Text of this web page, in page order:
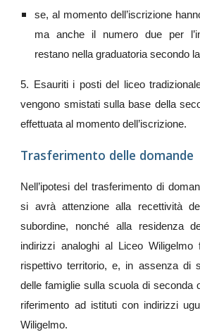
se, al momento dell’iscrizione
ma anche il numero due per
restano nella graduatoria secondo
5. Esauriti i posti del liceo
vengono smistati sulla base della
effettuata al momento dell’iscrizione.
Trasferimento delle domande
Nell’ipotesi del trasferimento di
si avrà attenzione alla recettività
subordine, nonché alla residenza
indirizzi analoghi al Liceo Wiligelmo
rispettivo territorio, e, in assenza di
delle famiglie sulla scuola di seconda
riferimento ad istituti con indirizzi
Wiligelmo.